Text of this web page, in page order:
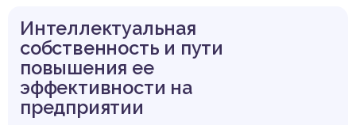
Интеллектуальная
собственность и пути
повышения ее
эффективности на
предприятии